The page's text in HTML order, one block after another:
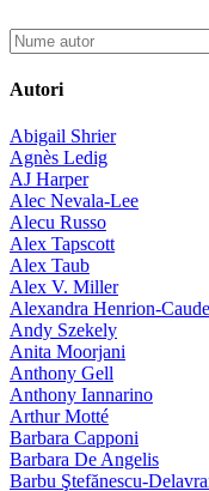
Autori
Abigail Shrier
Agnès Ledig
AJ Harper
Alec Nevala-Lee
Alecu Russo
Alex Tapscott
Alex Taub
Alex V. Miller
Alexandra Henrion-Caude
Andy Szekely
Anita Moorjani
Anthony Gell
Anthony Iannarino
Arthur Motté
Barbara Capponi
Barbara De Angelis
Barbu Ştefănescu-